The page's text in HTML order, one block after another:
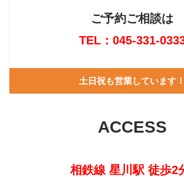
ご予約ご相談は
TEL：045-331-
土日祝も営業しています！
ACCESS
相鉄線 星川駅 徒歩2